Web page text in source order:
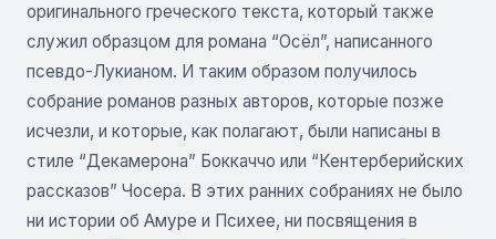
оригинального греческого текста, который также
служил образцом для романа “Осёл”, написанного
псевдо-Лукианом. И таким образом получилось
собрание романов разных авторов, которые позже
исчезли, и которые, как полагают, были написаны в
стиле “Декамерона” Боккаччо или “Кентерберийских
рассказов” Чосера. В этих ранних собраниях не было
ни истории об Амуре и Психее, ни посвящения в